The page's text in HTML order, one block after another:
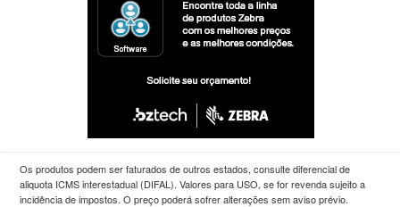
Os produtos podem ser faturados de outros estados, consulte diferencial de
aliquota ICMS interestadual (DIFAL). Valores para USO, se for revenda sujeito a
incidência de impostos. O preço poderá sofrer alterações sem aviso prévio.